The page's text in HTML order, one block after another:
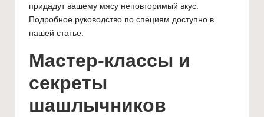
придадут вашему мясу неповторимый вкус.
Подробное руководство по специям доступно в
нашей статье.
Мастер-классы и
секреты
шашлычников